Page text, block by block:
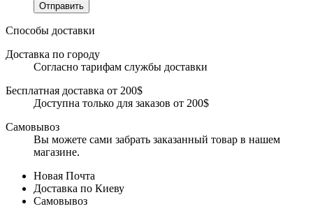
Отправить
Способы доставки
Доставка по городу
Согласно тарифам службы доставки
Бесплатная доставка от 200$
Доступна только для заказов от 200$
Самовывоз
Вы можете сами забрать заказанный товар в нашем
магазине.
Новая Почта
Доставка по Киеву
Самовывоз